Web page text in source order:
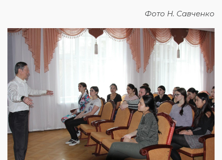
Фото Н. Савченко